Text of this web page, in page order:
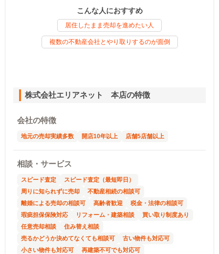
こんな人におすすめ
居住したまま売却を進めたい人
複数の不動産会社とやり取りするのが面倒
株式会社エリアネット 本店の特徴
会社の特徴
地元の売却実績多数 開店10年以上 店舗5店舗以上
相談・サービス
スピード査定
スピード査定（最短即日）
周りに知られずに売却
不動産相続の相談可
離婚による売却の相談可
高齢者歓迎
税金・法律の相談可
瑕疵担保保険対応
リフォーム・建築相談
買い取り制度あり
任意売却相談
住み替え相談
売るかどうか決めてなくても相談可
古い物件も対応可
小さい物件も対応可
再建築不可でも対応可